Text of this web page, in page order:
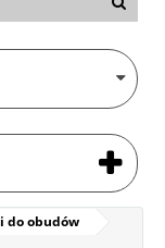
do obudów